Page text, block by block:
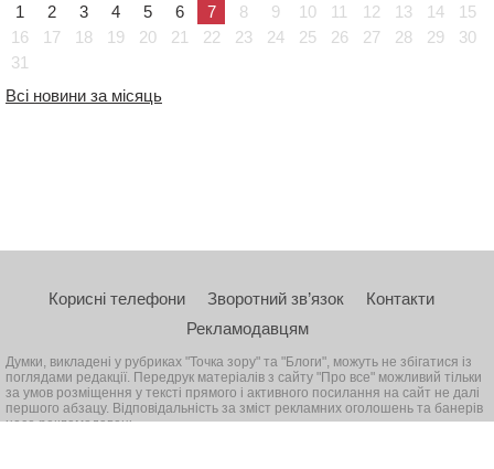
1
2 3 4 5 6 7 8 9 10 11 12 13 14
15
16
17 18 19 20 21 22 23 24 25 26 27 28 29
30
31
Всі новини за місяць
Корисні телефони Зворотний зв’язок
Контакти
Рекламодавцям
Думки, викладені у рубриках "Точка зору" та "Блоги", можуть не збігатися із
поглядами редакції. Передрук матеріалів з сайту "Про все" можливий тільки
за умов розміщення у тексті прямого і активного посилання на сайт не далі
першого абзацу. Відповідальність за зміст рекламних оголошень та банерів
несе рекламодавець